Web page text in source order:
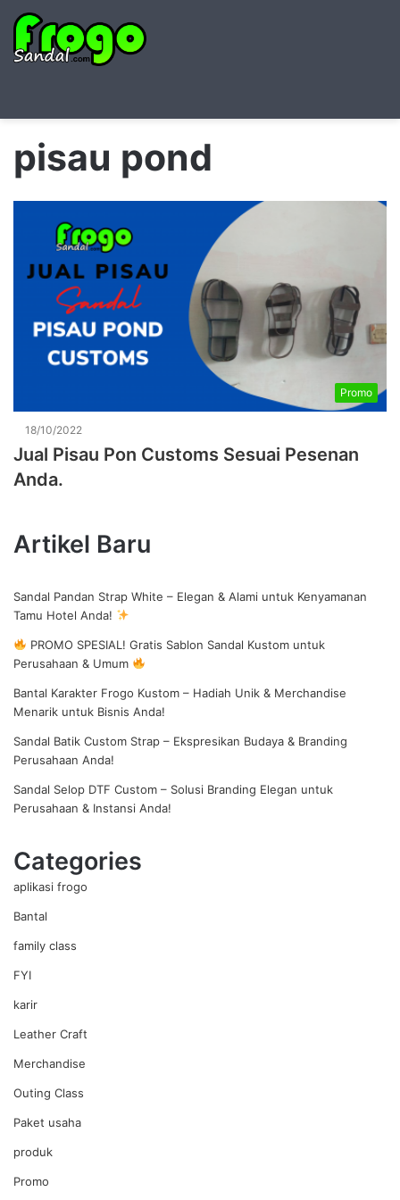
for
pisau pond
Promo
18/10/2022
Jual Pisau Pon Customs Sesuai Pesenan
Anda.
Artikel Baru
Sandal Pandan Strap White – Elegan & Alami untuk Kenyamanan
Tamu Hotel Anda!
PROMO SPESIAL! Gratis Sablon Sandal Kustom untuk
Perusahaan & Umum
Bantal Karakter Frogo Kustom – Hadiah Unik & Merchandise
Menarik untuk Bisnis Anda!
Sandal Batik Custom Strap – Ekspresikan Budaya & Branding
Perusahaan Anda!
Sandal Selop DTF Custom – Solusi Branding Elegan untuk
Perusahaan & Instansi Anda!
Categories
aplikasi frogo
Bantal
family class
FYI
karir
Leather Craft
Merchandise
Outing Class
Paket usaha
produk
Promo